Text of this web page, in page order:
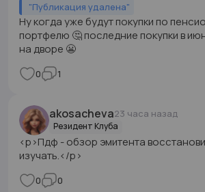
"Публикация удалена"
Ну когда уже будут покупки по
портфелю 🤔 последние покупки в
на дворе 😬
0 1
akosacheva23 часа назад
Резидент Клуба
<p>Пдф - обзор эмитента
изучать.</p>
0 0